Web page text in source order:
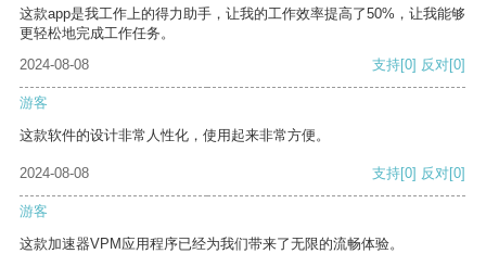
这款app是我工作上的得力助手，让我的工作效率提高了50%，让我能够
更轻松地完成工作任务。
2024-08-08
支持[0] 反对[0]
游客
这款软件的设计非常人性化，使用起来非常方便。
2024-08-08 支持[0] 反对[0]
游客
这款加速器VPM应用程序已经为我们带来了无限的流畅体验。